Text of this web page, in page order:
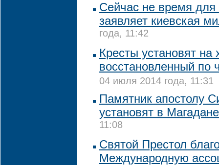
Сейчас не время для
заявляет киевская
года, 11:42
Кресты установят
восстановленный по
04 июля 2014 года, 11:31
Памятник апостолу
установят в Магадане
11:08
Святой Престол
Международную